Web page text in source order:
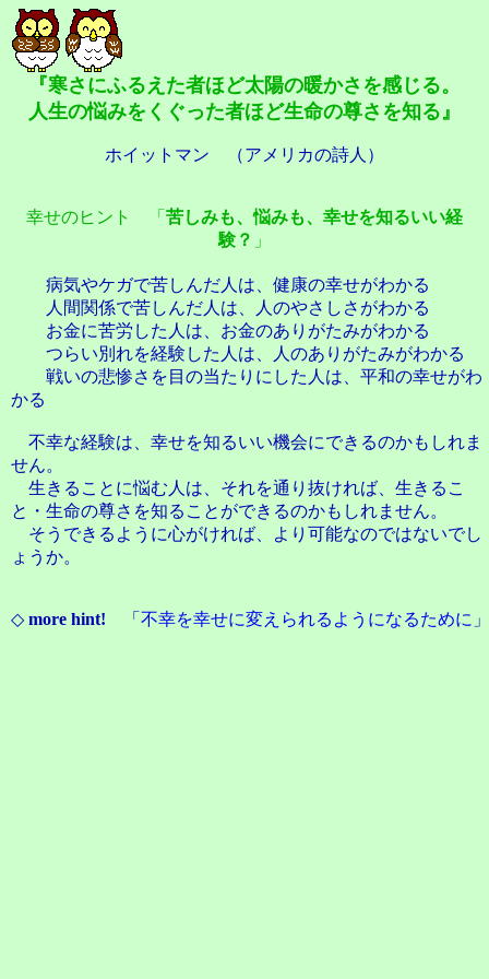
『寒さにふるえた者ほど太陽の暖かさを感じる。
人生の悩みをくぐった者ほど生命の尊さを知る』
ホイットマン （アメリカの詩人）
幸せのヒント 「 苦しみも、悩みも、幸せを知るいい経
験？ 」
病気やケガで苦しんだ人は、健康の幸せがわかる
人間関係で苦しんだ人は、人のやさしさがわかる
お金に苦労した人は、お金のありがたみがわかる
つらい別れを経験した人は、人のありがたみがわかる
戦いの悲惨さを目の当たりにした人は、平和の幸せがわ
かる
不幸な経験は、幸せを知るいい機会にできるのかもしれま
せん。
生きることに悩む人は、それを通り抜ければ、生きるこ
と・生命の尊さを知ることができるのかもしれません。
そうできるように心がければ、より可能なのではないでし
ょうか。
◇ more hint! 「 不幸を幸せに変えられるようになるために 」